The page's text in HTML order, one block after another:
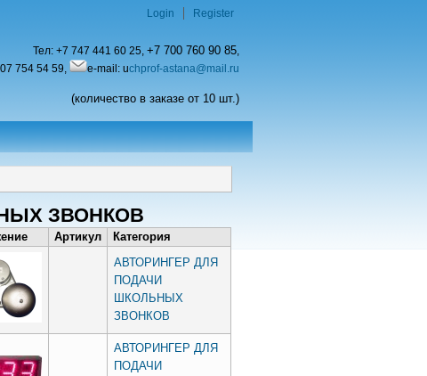
Тел: +7 747 441 60 25, +7 700 760 90 85,
754 54 59,
e-mail: uchprof-astana@mail.ru
(количество в заказе от 10 шт.)
Login Register
ЗВОНКОВ
Артикул Категория
АВТОРИНГЕР ДЛЯ
ПОДАЧИ
ШКОЛЬНЫХ
ЗВОНКОВ
АВТОРИНГЕР ДЛЯ
ПОДАЧИ